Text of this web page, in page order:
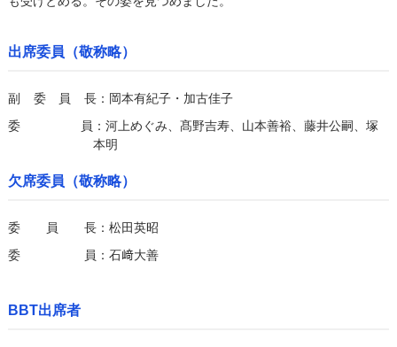
出席委員（敬称略）
副委員長：岡本有紀子・加古佳子
委員 ：河上めぐみ、髙野吉寿、山本善裕、藤井公嗣、塚
本明
欠席委員（敬称略）
委員長：松田英昭
委員 ：石﨑大善
BBT出席者